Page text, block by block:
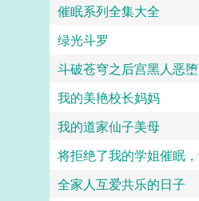
催眠系列全集大全
绿光斗罗
斗破苍穹之后宫黑人恶堕
我的美艳校长妈妈
我的道家仙子美母
全家人互爱共乐的日子